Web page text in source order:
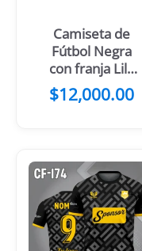
Camiseta de
Fútbol Negra
con franja Lila
Diagonal
$12,000.00